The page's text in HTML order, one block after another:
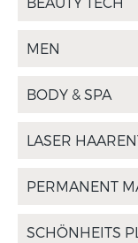
MEN
BODY & SPA
LASER
PERMANENT
SCHÖNHEITS